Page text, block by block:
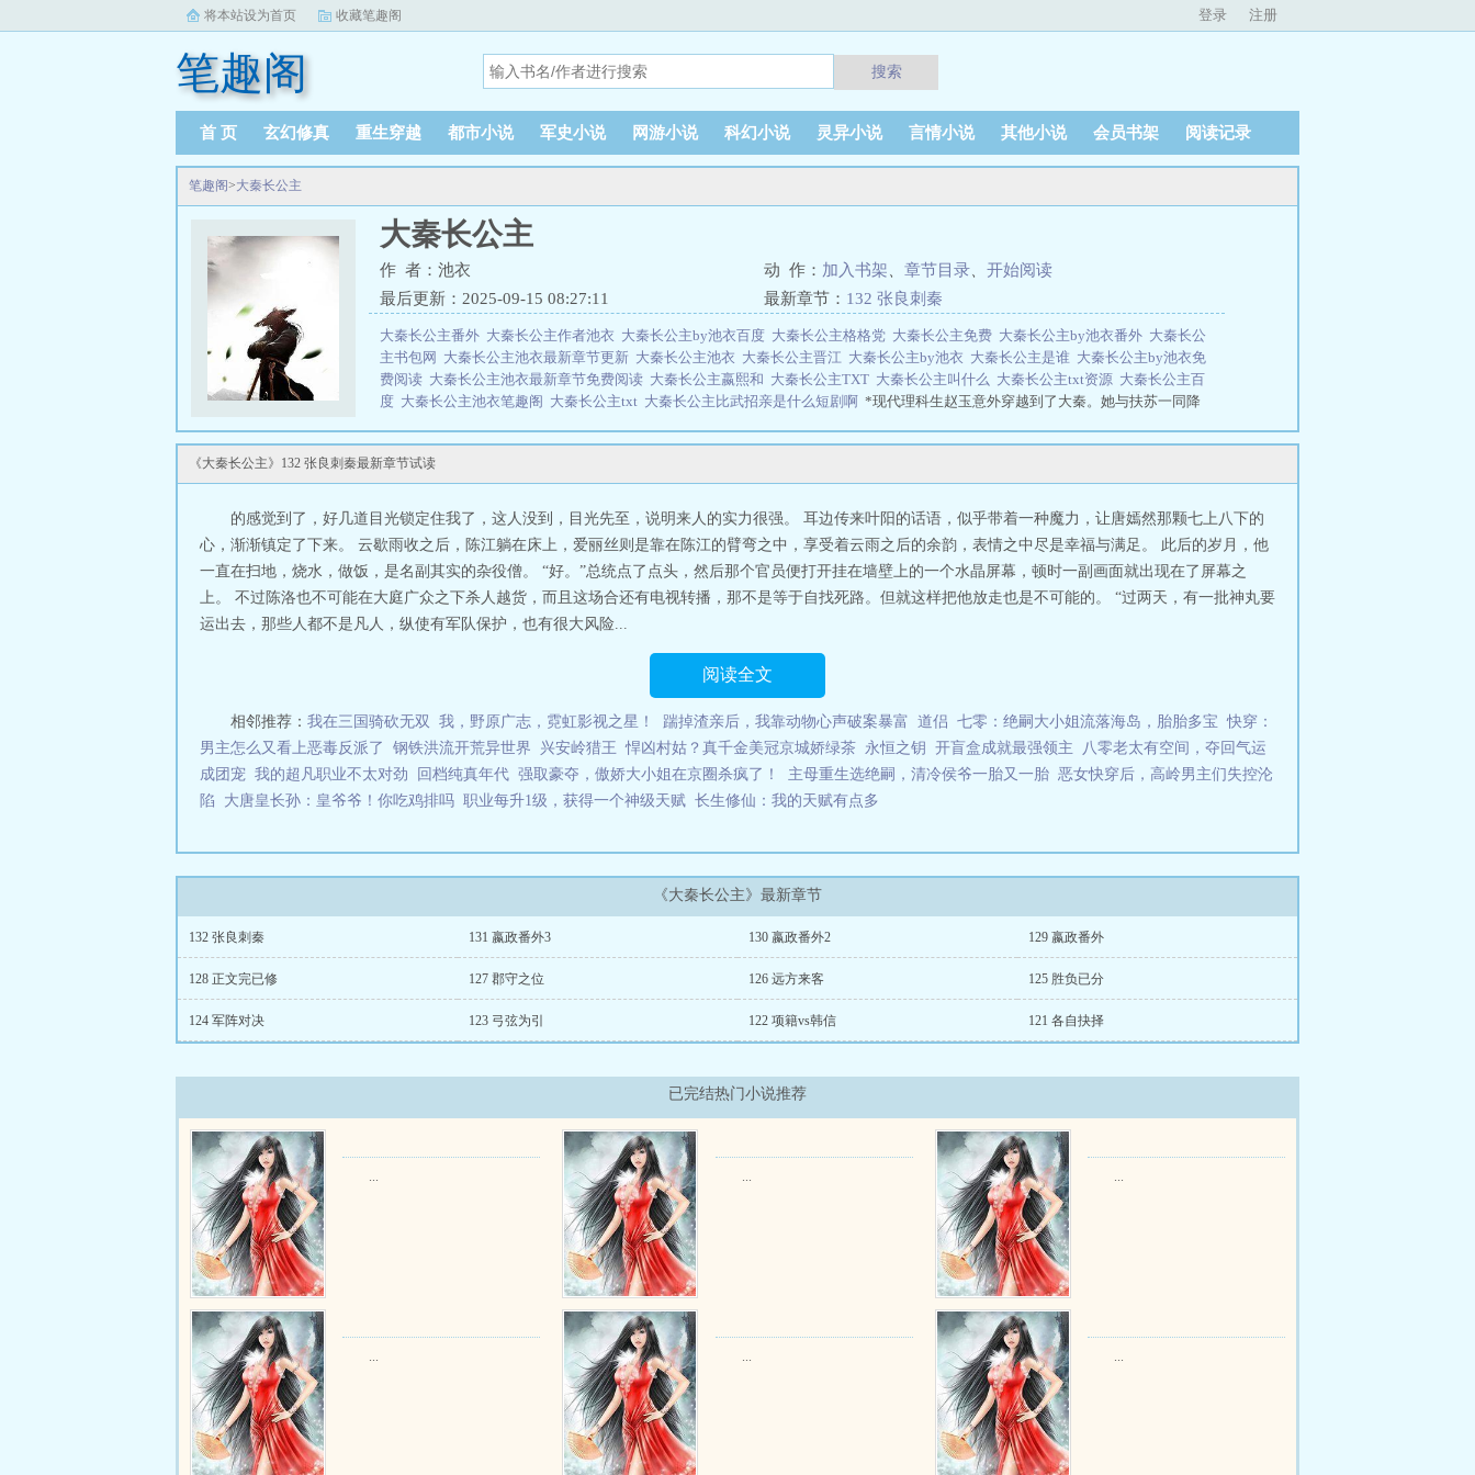
将本站设为首页 收藏笔趣阁 登录 注册
笔趣阁 搜索
首 页 玄幻修真 重生穿越 都市小说 军史小说 网游小说 科幻小说 灵异小说 言情小说 其他小说 会员书架 阅读记录
笔趣阁>大秦长公主
大秦长公主
作 者：池衣 动 作： 加入书架 章节目录
开始阅读
最后更新：2025-09-15 08:27:11
最新章节： 132 张良刺秦
大秦长公主番外 大秦长公主作者池衣 大秦长公主by池衣百度 大秦长公主格格党 大秦长公主免费 大秦长公主by池衣番外 大秦长公
主书包网 大秦长公主池衣最新章节更新 大秦长公主池衣 大秦长公主晋江 大秦长公主by池衣 大秦长公主是谁 大秦长公主by池衣免
费阅读 大秦长公主池衣最新章节免费阅读 大秦长公主嬴熙和 大秦长公主TXT 大秦长公主叫什么 大秦长公主txt资源 大秦长公主百
度 大秦长公主池衣笔趣阁 大秦长公主txt 大秦长公主比武招亲是什么短剧啊 *现代理科生赵玉意外穿越到了大秦。她与扶苏一同降
礼习武，效仿兄长的言行，为兄长抵挡各处的明枪暗箭。 但人算不如天算……被庇护的兄长还是死了。 于是，她真正取代了
扶苏，成了名正言顺的大秦长公子，是帝国最正统的继承人。 可纸包不住火，秘密终究会被揭破。 赵玉一日上朝，刚与父皇
商议朝政，空中天幕突现，群臣震惊。 【扒一扒历史上我们那迷人的老祖宗生平。】 【她就是咱们德兼三皇，功过五帝的始
皇陛下——最宠爱的长公主！亦是在秦朝二世覆灭后，为大秦力挽狂澜，强行续五百年国祚的乾昭大帝——熙和。】 众臣骇然：
什么？秦二世而亡？！ 可他们从未听闻熙和公主之名。现今的长公主，不是已经嫁人的阴嫚公主吗？ 【乾昭大帝的一生可谓
跌宕起伏。虽然她假扮扶苏，囚禁始皇，但依然是始皇大大的心尖宠~从始皇大大赐给熙和长公主的名字上就能看出始皇对她的宠
爱……】 假扮扶苏，囚禁……陛下？！ 众臣虎狼之目紧紧盯向殿中的“长公子”。 赵玉……赵玉站不住了，跪拜请罪：“父
皇，乞请听儿臣一释之。” 始皇陛下目光深沉地打量这位未来必定会忤逆犯上的长女。 哼，朕倒要看看是怎么个心尖宠
法。 — 随着天幕的继续。 【我们从未知晓乾昭女帝假扮扶苏公子时期，靴子的内增高究竟有多少厘米……】 反被软
黑科技……】 大臣和黔首们：不要下集！他们现在就要！ 【盘点熙和长公主睡过的三个男人们。除了被始皇赐死的第一位，
剩下两位皇夫的来历和成就都不简单……】 赵玉：……艳史就不需要科普了。闲着可以多吃点饭。 【震惊！熙和长公主竟是
怎么办？ 只能被愧疚的父皇当成心尖宠，以大秦长公主之名，顺天下大势，登基女帝罢了。 敲黑板：1：架空非正史，为小
说服务。 2：天幕女主先后睡过张良和韩信，有详细感情戏描写。请想清楚再入！！！ 3：天幕剧透后女主与前两个男人有缘
无份，cp韩信，结局1v1。emm，天幕里有和张良感情线，所以洁党勿入。 4：尽力稳定日更，但更新不定，不要熬夜蹲守，正常
时间看即可，详细排雷见第一章和第二十章作话。【雷太多了排不完】大秦长公主
《大秦长公主》132 张良刺秦最新章节试读
的感觉到了，好几道目光锁定住我了，这人没到，目光先至，说明来人的实力很强。 耳边传来叶阳的话语，似乎带着一种魔力，让唐嫣然那颗七上八下的
心，渐渐镇定了下来。 云歇雨收之后，陈江躺在床上，爱丽丝则是靠在陈江的臂弯之中，享受着云雨之后的余韵，表情之中尽是幸福与满足。 此后的岁月，他
一直在扫地，烧水，做饭，是名副其实的杂役僧。 “好。”总统点了点头，然后那个官员便打开挂在墙壁上的一个水晶屏幕，顿时一副画面就出现在了屏幕之
上。 不过陈洛也不可能在大庭广众之下杀人越货，而且这场合还有电视转播，那不是等于自找死路。但就这样把他放走也是不可能的。 “过两天，有一批神丸要
运出去，那些人都不是凡人，纵使有军队保护，也有很大风险...
阅读全文
相邻推荐： 我在三国骑砍无双 我，野原广志，霓虹影视之星！ 踹掉渣亲后，我靠动物心声破案暴富 道侣 七零：绝嗣大小姐流落海岛，胎胎多宝 快穿：
男主怎么又看上恶毒反派了
钢铁洪流开荒异世界 兴安岭猎王 悍凶村姑？真千金美冠京城娇绿茶 永恒之钥 开盲盒成就最强领主
八零老太有空间，夺回气运
成团宠 我的超凡职业不太对劲 回档纯真年代 强取豪夺，傲娇大小姐在京圈杀疯了！ 主母重生选绝嗣，清冷侯爷一胎又一胎 恶女快穿后，高岭男主们失控沦
陷
大唐皇长孙：皇爷爷！你吃鸡排吗 职业每升1级，获得一个神级天赋 长生修仙：我的天赋有点多
《大秦长公主》最新章节
132 张良刺秦 131 嬴政番外3 130 嬴政番外2 129 嬴政番外
128 正文完已修 127 郡守之位 126 远方来客 125 胜负已分
124 军阵对决 123 弓弦为引 122 项籍vs韩信 121 各自抉择
已完结热门小说推荐
... ... ...
... ... ...